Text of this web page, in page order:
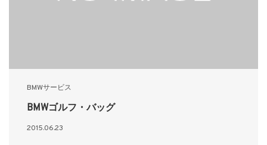
BMWサービス
BMWゴルフ・バッグ
2015.06.23